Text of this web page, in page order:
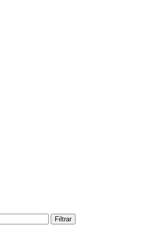
Filtrar